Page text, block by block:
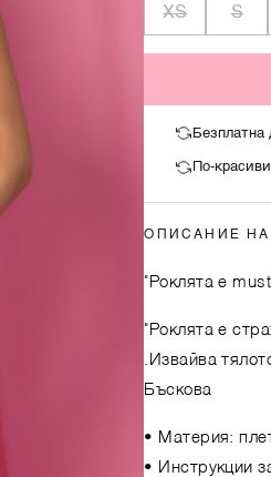
XS S
Безплатна
По-
ОПИСАНИЕ НА
"Роклята е
"Роклята е
.Извайва
Бъскова
• Материя:
• Инструкции